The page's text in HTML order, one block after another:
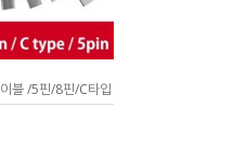
블 /5핀/8핀/C타입